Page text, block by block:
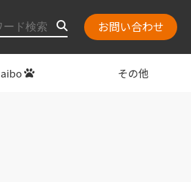
お問い合わせ
aibo その他